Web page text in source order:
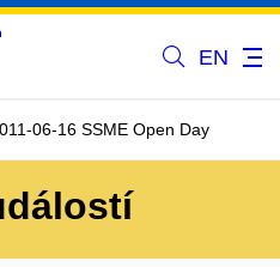
EN
06-16 SSME Open Day